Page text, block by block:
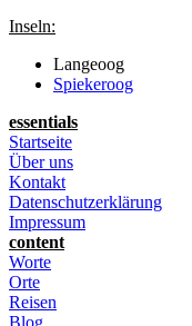
Inseln:
Langeoog
Spiekeroog
essentials
Startseite
Über uns
Kontakt
Datenschutzerklärung
Impressum
content
Worte
Orte
Reisen
Blog